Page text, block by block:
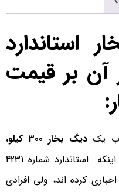
استاندارد
آن بر قیمت
یک دیگ بخار 300 کیلو،
آن است. با وجود اینکه استاندارد شماره 4231
کرده اند، ولی افرادی